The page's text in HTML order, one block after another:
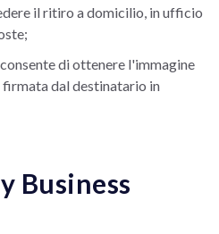
il ritiro a domicilio, in ufficio
consente di ottenere l'immagine
dal destinatario in
Business